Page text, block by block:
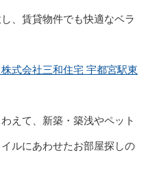
、賃貸物件でも快適なベラ
式会社三和住宅 宇都宮駅東
えて、新築・築浅やペット
ルにあわせたお部屋探しの